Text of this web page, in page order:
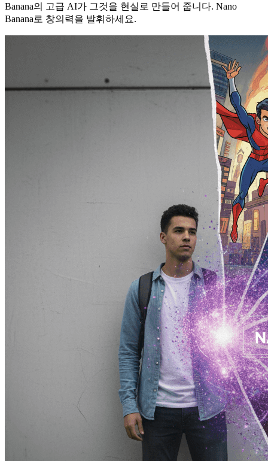
Banana의 고급 AI가 그것을 현실로 만들어 줍니다. Nano
Banana로 창의력을 발휘하세요.